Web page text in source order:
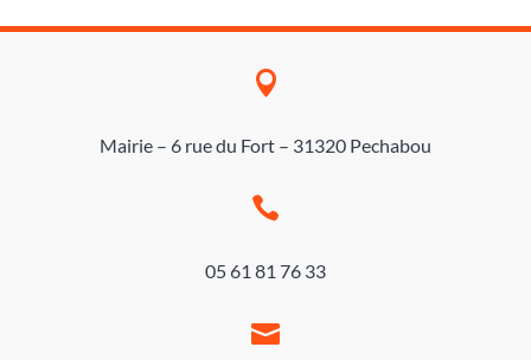

Mairie – 6 rue du Fort – 31320 Pechabou

05 61 81 76 33
